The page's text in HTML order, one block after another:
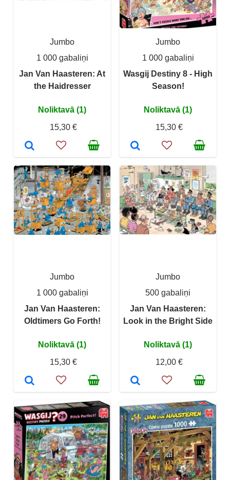
Jumbo
1 000 gabaliņi
Jan Van Haasteren: At
the Haidresser
Noliktavā (1)
15,30 €
Jumbo
1 000 gabaliņi
Wasgij Destiny 8 - High
Season!
Noliktavā (1)
15,30 €
Jumbo
1 000 gabaliņi
Jan Van Haasteren:
Oldtimers Go Forth!
Noliktavā (1)
15,30 €
Jumbo
500 gabaliņi
Jan Van Haasteren:
Look in the Bright Side
Noliktavā (1)
12,00 €